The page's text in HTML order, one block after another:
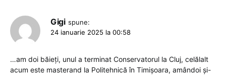
Gigi spune:
24 ianuarie 2025 la 00:58
…am doi băieți, unul a terminat Conservatorul la Cluj, celălalt
acum este masterand la Politehnică în Timișoara, amândoi și-